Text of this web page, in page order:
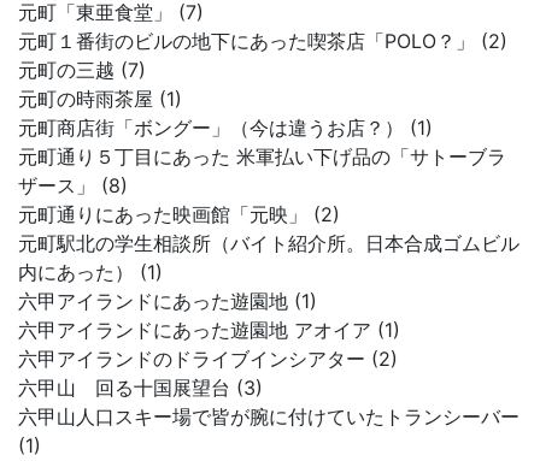
元町「東亜食堂」 (7)
元町１番街のビルの地下にあった喫茶店「POLO？」 (2)
元町の三越 (7)
元町の時雨茶屋 (1)
元町商店街「ボングー」（今は違うお店？） (1)
元町通り５丁目にあった 米軍払い下げ品の「サトーブラ
ザース」 (8)
元町通りにあった映画館「元映」 (2)
元町駅北の学生相談所（バイト紹介所。日本合成ゴムビル
内にあった） (1)
六甲アイランドにあった遊園地 (1)
六甲アイランドにあった遊園地 アオイア (1)
六甲アイランドのドライブインシアター (2)
六甲山 回る十国展望台 (3)
六甲山人口スキー場で皆が腕に付けていたトランシーバー
(1)